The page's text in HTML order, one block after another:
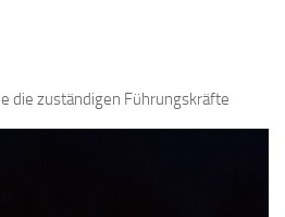
die zuständigen Führungskräfte